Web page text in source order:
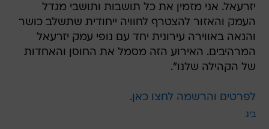
יזרעאל. אני מזמין את כל תושבות ותושבי מגדל
העמק והאזור להצטרף לחוויה ייחודית שתשלב כושר
והנאה באווירה עירונית יחד עם נופי עמק יזרעאל
המרהיבים. האירוע הזה מסמל את החוסן והאחדות
של הקהילה שלנו".
לפרטים והרשמה לחצו כאן.
ביג